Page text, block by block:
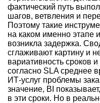
фактический путь
шагов, ветвления и
Поэтому такие
на каком именно этапе
возникла задержка.
сглаживают картину и
вариативность сроков
согласно SLA среднее
ИТ-услуг проблемы
значение, BI
в эти сроки. Но в